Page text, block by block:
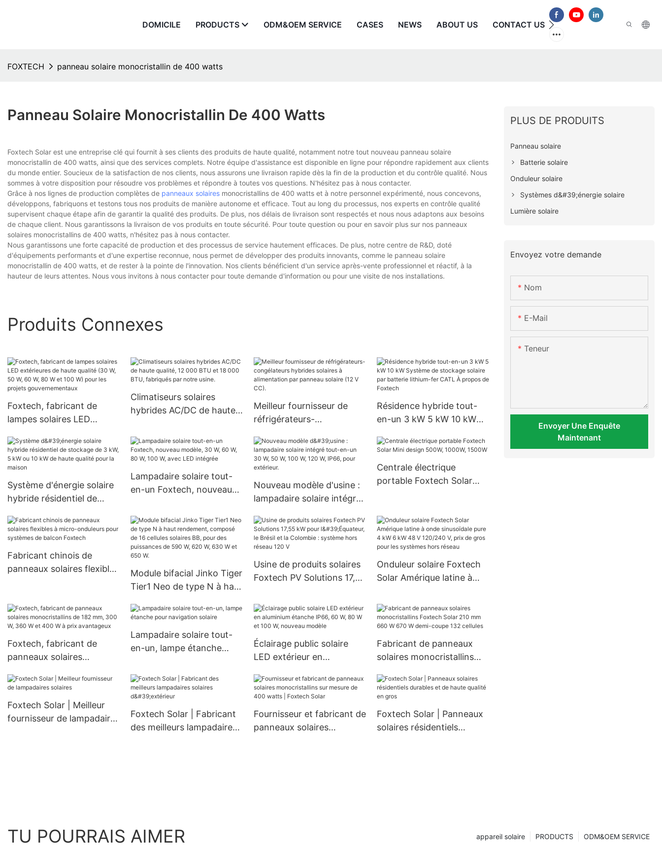
DOMICILE PRODUCTS ODM&OEM SERVICE CASES NEWS ABOUT US CONTACT US FAQ
FOXTECH panneau solaire monocristallin de 400 watts
Panneau Solaire Monocristallin De 400 Watts
Foxtech Solar est une entreprise clé qui fournit à ses clients des produits de haute qualité, notamment notre tout nouveau panneau solaire
monocristallin de 400 watts, ainsi que des services complets. Notre équipe d'assistance est disponible en ligne pour répondre rapidement aux clients
du monde entier. Soucieux de la satisfaction de nos clients, nous assurons une livraison rapide dès la fin de la production et du contrôle qualité. Nous
sommes à votre disposition pour résoudre vos problèmes et répondre à toutes vos questions. N'hésitez pas à nous contacter.
Grâce à nos lignes de production complètes de panneaux solaires monocristallins de 400 watts et à notre personnel expérimenté, nous concevons,
développons, fabriquons et testons tous nos produits de manière autonome et efficace. Tout au long du processus, nos experts en contrôle qualité
supervisent chaque étape afin de garantir la qualité des produits. De plus, nos délais de livraison sont respectés et nous nous adaptons aux besoins
de chaque client. Nous garantissons la livraison de vos produits en toute sécurité. Pour toute question ou pour en savoir plus sur nos panneaux
solaires monocristallins de 400 watts, n'hésitez pas à nous contacter.
Nous garantissons une forte capacité de production et des processus de service hautement efficaces. De plus, notre centre de R&D, doté
d'équipements performants et d'une expertise reconnue, nous permet de développer des produits innovants, comme le panneau solaire
monocristallin de 400 watts, et de rester à la pointe de l'innovation. Nos clients bénéficient d'un service après-vente professionnel et réactif, à la
hauteur de leurs attentes. Nous vous invitons à nous contacter pour toute demande d'information ou pour une visite de nos installations.
Produits Connexes
Foxtech, fabricant de
lampes solaires LED
qualité (30 W, 50 W, 60 W,
80 W et 100 W) pour les
projets gouvernementaux
Climatiseurs solaires
hybrides AC/DC de haute
18 000 BTU, fabriqués par
notre usine.
Meilleur fournisseur de
réfrigérateurs-
solaires à alimentation par
panneau solaire (12 V CC).
Résidence hybride tout-
en-un 3 kW 5 kW 10 kW
solaire par batterie lithium-
Foxtech
Système d'énergie solaire
hybride résidentiel de
ou 10 kW de haute qualité
pour la maison
Lampadaire solaire tout-
en-un Foxtech, nouveau
100 W, avec LED intégrée
Nouveau modèle d'usine :
lampadaire solaire intégré
100 W, 120 W, IP66, pour
extérieur.
Centrale électrique
portable Foxtech Solar
Fabricant chinois de
panneaux solaires flexibles
Foxtech
Module bifacial Jinko Tiger
Tier1 Neo de type N à haut
16 cellules solaires BB,
590 W, 620 W, 630 W et
650 W.
Usine de produits solaires
Foxtech PV Solutions 17,55
Brésil et la Colombie :
système hors réseau 120 V
Onduleur solaire Foxtech
Solar Amérique latine à
kW 6 kW 48 V 120/240 V,
prix de gros pour les
systèmes hors réseau
Foxtech, fabricant de
panneaux solaires
mm, 300 W, 360 W et 400
Lampadaire solaire tout-
en-un, lampe étanche
Éclairage public solaire
LED extérieur en
60 W, 80 W et 100 W,
nouveau modèle
Fabricant de panneaux
solaires monocristallins
W 670 W demi-coupe 132
cellules
Foxtech Solar | Meilleur
fournisseur de lampadaires
Foxtech Solar | Fabricant
des meilleurs lampadaires
Fournisseur et fabricant de
panneaux solaires
Foxtech Solar | Panneaux
solaires résidentiels
PLUS DE PRODUITS
Panneau solaire
Batterie solaire
Onduleur solaire
Systèmes d&#39;énergie solaire
Lumière solaire
Envoyez votre demande
Nom
E-Mail
Teneur
Envoyer Une Enquête
Maintenant
TU POURRAIS AIMER ODM&OEM SERVICE
PRODUCTS
appareil solaire